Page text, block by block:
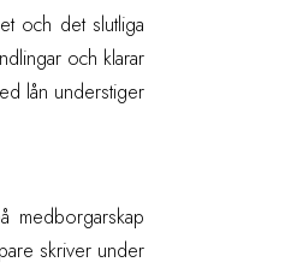
och det slutliga
och klarar
lån understiger
medborgarskap
skriver under